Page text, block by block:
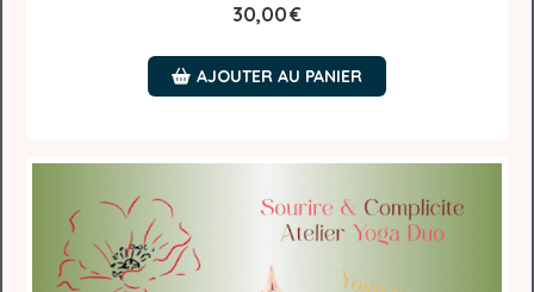
30,00€
AJOUTER AU PANIER